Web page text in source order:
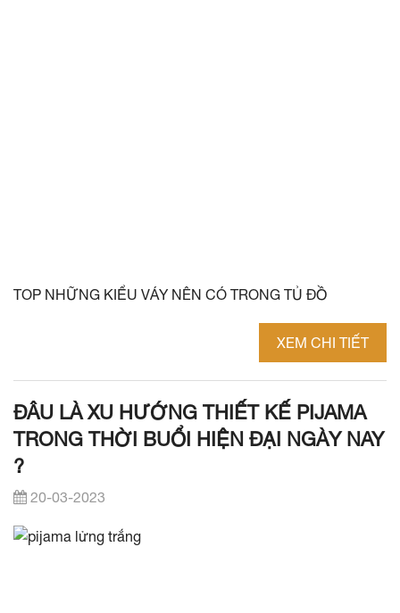
TOP NHỮNG KIỂU VÁY NÊN CÓ TRONG TỦ ĐỒ
XEM CHI TIẾT
ĐÂU LÀ XU HƯỚNG THIẾT KẾ PIJAMA
TRONG THỜI BUỔI HIỆN ĐẠI NGÀY NAY
?
20-03-2023